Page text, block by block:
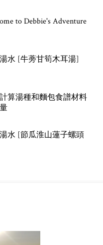
to Debbie's Adventure
水 [牛蒡甘筍木耳湯]
算湯種和麵包食譜材料
水 [節瓜淮山蓮子螺頭